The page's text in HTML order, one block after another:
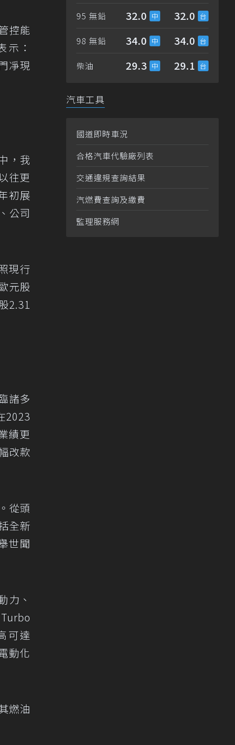
控能
示：
凈現
，我
往更
初展
公司
現行
元股
2.31
諸多
2023
績更
改款
從頭
全新
世聞
力、
可達
動化
燃油
95 無鉛 32.0 32.0
98 無鉛 34.0 34.0
柴油 29.3 29.1
汽車工具
國道即時車況
合格汽車代驗廠列表
交通違規查詢結果
汽燃費查詢及繳費
監理服務網